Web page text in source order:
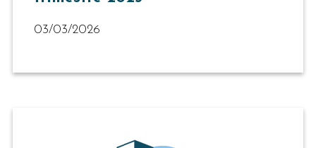
03/03/2026